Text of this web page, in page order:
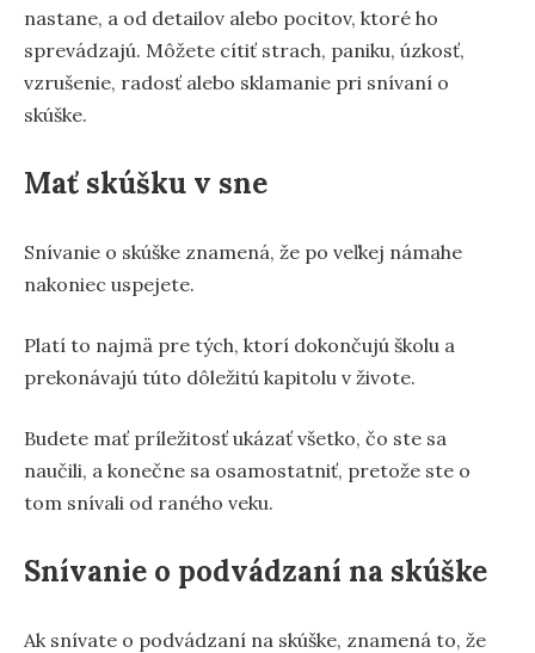
nastane, a od detailov alebo pocitov, ktoré ho
sprevádzajú. Môžete cítiť strach, paniku, úzkosť,
vzrušenie, radosť alebo sklamanie pri snívaní o
skúške.
Mať skúšku v sne
Snívanie o skúške znamená, že po veľkej námahe
nakoniec uspejete.
Platí to najmä pre tých, ktorí dokončujú školu a
prekonávajú túto dôležitú kapitolu v živote.
Budete mať príležitosť ukázať všetko, čo ste sa
naučili, a konečne sa osamostatniť, pretože ste o
tom snívali od raného veku.
Snívanie o podvádzaní na skúške
Ak snívate o podvádzaní na skúške, znamená to, že